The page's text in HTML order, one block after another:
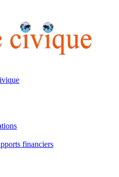
financiers